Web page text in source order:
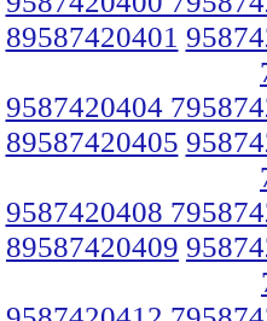
89587420401
9587420404
89587420405
9587420408
89587420409